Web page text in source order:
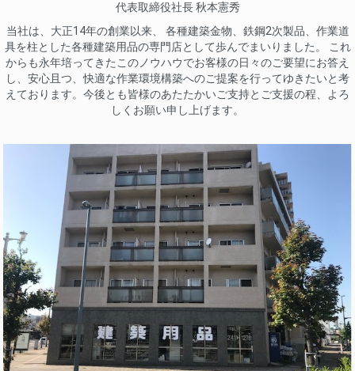
代表取締役社長 秋本憲秀
当社は、大正14年の創業以来、 各種建築金物、鉄鋼2次製品、作業道
具を柱とした各種建築用品の専門店として歩んでまいりました。 これ
からも永年培ってきたこのノウハウでお客様の日々のご要望にお答え
し、安心且つ、快適な作業環境構築へのご提案を行ってゆきたいと考
えております。今後とも皆様のあたたかいご支持とご支援の程、よろ
しくお願い申し上げます。